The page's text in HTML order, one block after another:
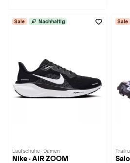
Sale Nachhaltig
Laufschuhe · Damen
Nike · AIR ZOOM
Sale